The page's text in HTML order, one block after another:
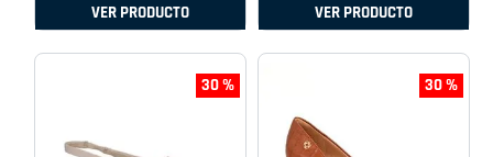
VER PRODUCTO VER PRODUCTO
30 % 30 %